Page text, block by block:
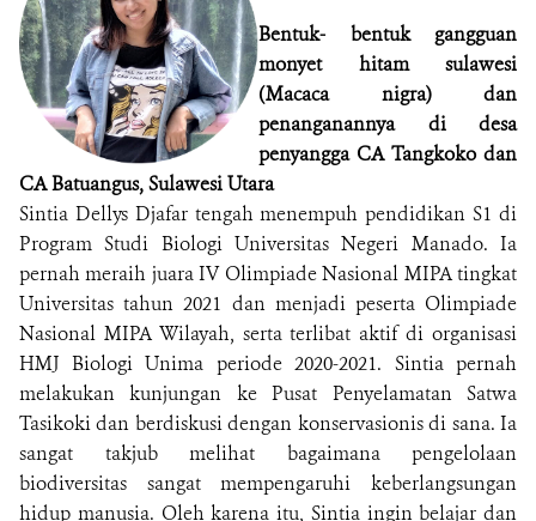
Bentuk- bentuk gangguan
monyet hitam sulawesi
(Macaca nigra) dan
penanganannya di desa
penyangga CA Tangkoko dan
CA Batuangus, Sulawesi Utara
Sintia Dellys Djafar tengah menempuh pendidikan S1 di
Program Studi Biologi Universitas Negeri Manado. Ia
pernah meraih juara IV Olimpiade Nasional MIPA tingkat
Universitas tahun 2021 dan menjadi peserta Olimpiade
Nasional MIPA Wilayah, serta terlibat aktif di organisasi
HMJ Biologi Unima periode 2020-2021. Sintia pernah
melakukan kunjungan ke Pusat Penyelamatan Satwa
Tasikoki dan berdiskusi dengan konservasionis di sana. Ia
sangat takjub melihat bagaimana pengelolaan
biodiversitas sangat mempengaruhi keberlangsungan
hidup manusia. Oleh karena itu, Sintia ingin belajar dan